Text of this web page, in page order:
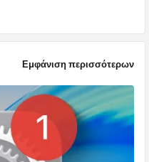
Εμφάνιση περισσότερων